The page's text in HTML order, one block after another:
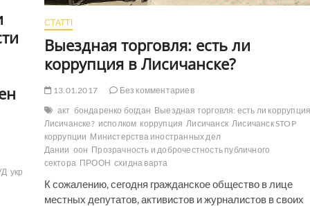
укртрансбезопасность
СТАТТІ
Выездная торговля: есть ли
коррупция в Лисичанске?
13.01.2017
Без комментариев
акт бондаренко богдан Выездная торговля: есть ли
Лисичанске? исполком коррупция Лисичанск Лисичанск STOP
коррупции Министерства иностранных дел
Дании оон Прозрачность и доброчестность публичного
сектора ПРООН схидна варта
К сожалению, сегодня гражданское общество в лице
местных депутатов, активистов и журналистов в своих